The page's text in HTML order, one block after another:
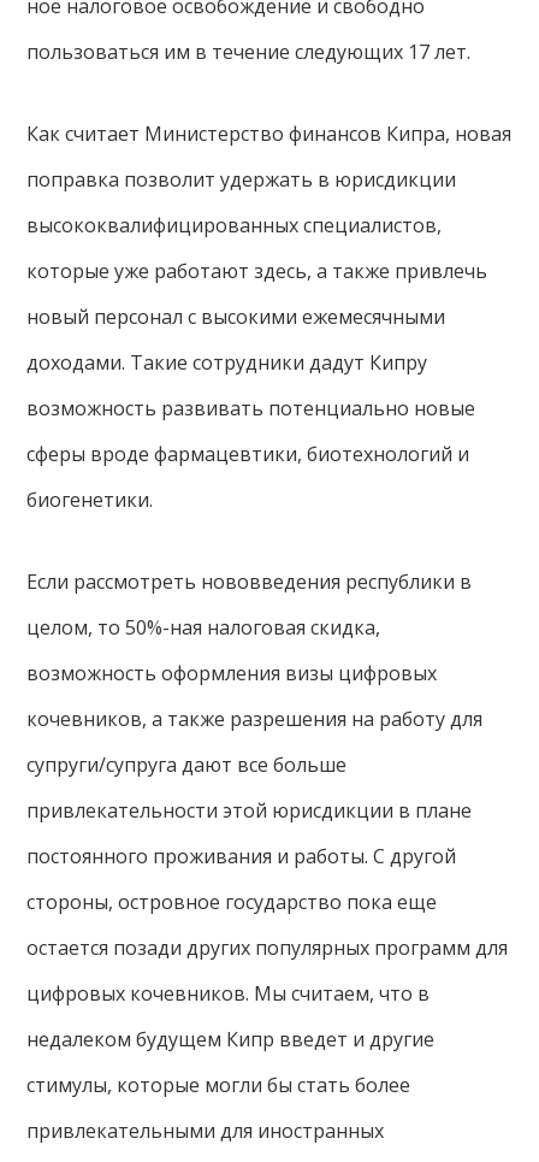
ное налоговое освобождение и свободно
пользоваться им в течение следующих 17 лет.
Как считает Министерство финансов Кипра, новая
поправка позволит удержать в юрисдикции
высококвалифицированных специалистов,
которые уже работают здесь, а также привлечь
новый персонал с высокими ежемесячными
доходами. Такие сотрудники дадут Кипру
возможность развивать потенциально новые
сферы вроде фармацевтики, биотехнологий и
биогенетики.
Если рассмотреть нововведения республики в
целом, то 50%-ная налоговая скидка,
возможность оформления визы цифровых
кочевников, а также разрешения на работу для
супруги/супруга дают все больше
привлекательности этой юрисдикции в плане
постоянного проживания и работы. С другой
стороны, островное государство пока еще
остается позади других популярных программ для
цифровых кочевников. Мы считаем, что в
недалеком будущем Кипр введет и другие
стимулы, которые могли бы стать более
привлекательными для иностранных